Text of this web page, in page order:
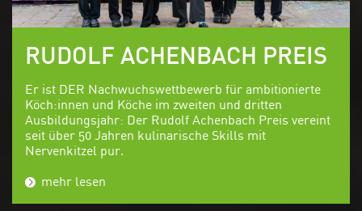
RUDOLF ACHENBACH PREIS
Er ist DER Nachwuchswettbewerb für ambitionierte
Köch:innen und Köche im zweiten und dritten
Ausbildungsjahr: Der Rudolf Achenbach Preis vereint
seit über 50 Jahren kulinarische Skills mit
Nervenkitzel pur.
mehr lesen